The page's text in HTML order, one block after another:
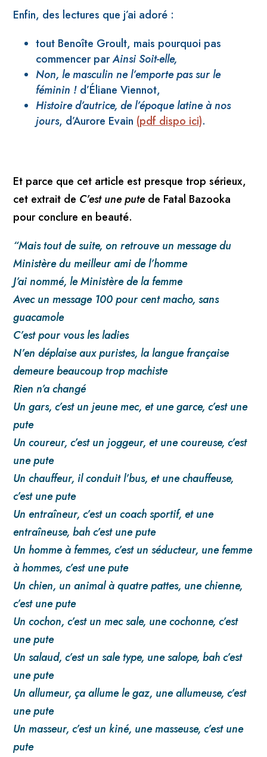
Enfin, des lectures que j’ai adoré :
tout Benoîte Groult, mais pourquoi pas
commencer parAinsi Soit-elle,
Non, le masculin ne l’emporte pas sur le
féminin ! d’Éliane Viennot,
Histoire d’autrice, de l’époque latine à nos
jours, d’Aurore Evain (pdf dispo ici).
Et parce que cet article est presque trop sérieux,
cet extrait de C’est une putede Fatal Bazooka
pour conclure en beauté.
“Mais tout de suite, on retrouve un message du
Ministère du meilleur ami de l’homme
J’ai nommé, le Ministère de la femme
Avec un message 100 pour cent macho, sans
guacamole
C’est pour vous les ladies
N’en déplaise aux puristes, la langue française
demeure beaucoup trop machiste
Rien n’a changé
Un gars, c’est un jeune mec, et une garce, c’est une
pute
Un coureur, c’est un joggeur, et une coureuse, c’est
une pute
Un chauffeur, il conduit l’bus, et une chauffeuse,
c’est une pute
Un entraîneur, c’est un coach sportif, et une
entraîneuse, bah c’est une pute
Un homme à femmes, c’est un séducteur, une femme
à hommes, c’est une pute
Un chien, un animal à quatre pattes, une chienne,
c’est une pute
Un cochon, c’est un mec sale, une cochonne, c’est
une pute
Un salaud, c’est un sale type, une salope, bah c’est
une pute
Un allumeur, ça allume le gaz, une allumeuse, c’est
une pute
Un masseur, c’est un kiné, une masseuse, c’est une
pute